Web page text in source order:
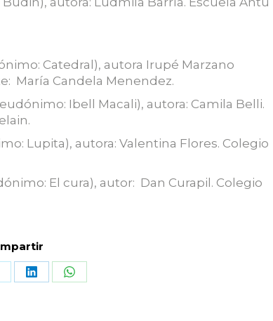
Catedral), autora Irupé Marzano
María Candela Menendez.
Ibell Macali), autora: Camila Belli.
Lupita), autora: Valentina Flores. Colegio
El cura), autor: Dan Curapil. Colegio
Share Share